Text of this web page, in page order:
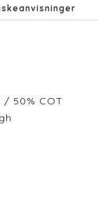
/ 50% COT